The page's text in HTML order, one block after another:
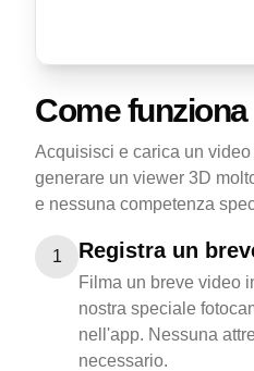
Come funziona
Acquisisci e carica un
generare un viewer 3D
e nessuna competenza
1 Registra un
Filma un breve video
nostra speciale
nell'app. Nessuna
necessario.